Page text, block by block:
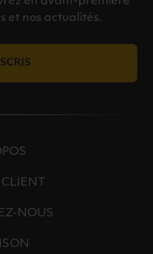
et nos actualités.
NOUS